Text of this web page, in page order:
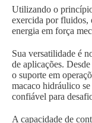
Utilizando o
exercida por fluidos,
energia em força
Sua versatilidade é
de aplicações.
o suporte em
macaco hidráulico
confiável para
A capacidade de